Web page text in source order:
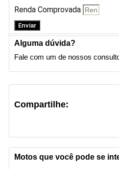
Renda Comprovada
Enviar
Alguma dúvida?
Fale com um de nossos
Compartilhe:
Motos que você pode se